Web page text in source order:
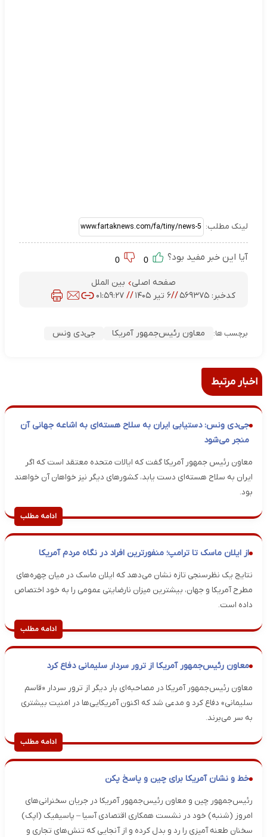
لینک مطلب:
آیا این خبر مفید بود؟
صفحه اصلی
بین الملل
کدخبر:۵۶۹۳۷۵ //۶ تیر ۱۴۰۵ //۰۱:۵۹:۲۷
برچسب ها: معاون رئیس‌جمهور آمریکا جی‌دی ونس
اخبار مرتبط
جی‌دی ونس: دستیابی ایران به سلاح هسته‌ای به اشاعه جهانی آن
منجر می‌شود
معاون رئیس جمهور آمریکا گفت که ایالات متحده معتقد است که اگر
ایران به سلاح هسته‌ای دست یابد، کشورهای دیگر نیز خواهان آن خواهند
بود.
ادامه مطلب
از ایلان ماسک تا ترامپ؛ منفورترین افراد در نگاه مردم آمریکا
نتایج یک نظرسنجی تازه نشان می‌دهد که ایلان ماسک در میان چهره‌های
مطرح آمریکا و جهان، بیشترین میزان نارضایتی عمومی را به خود اختصاص
داده است.
ادامه مطلب
معاون رئیس‌جمهور آمریکا از ترور سردار سلیمانی دفاع کرد
معاون رئیس‌جمهور آمریکا در مصاحبه‌ای بار دیگر از ترور سردار «قاسم
سلیمانی» دفاع کرد و مدعی شد که اکنون آمریکایی‌ها در امنیت بیشتری
به سر می‌برند.
ادامه مطلب
خط و نشان آمریکا برای چین و پاسخ پکن
رئیس‌جمهور چین و معاون رئیس‌جمهور آمریکا در جریان سخنرانی‌های
امروز (شنبه) خود در نشست همکاری اقتصادی آسیا – پاسیفیک (اپک)
سخنان طعنه ‌آمیزی را رد و بدل کرده و از آنجایی که تنش‌های تجاری و